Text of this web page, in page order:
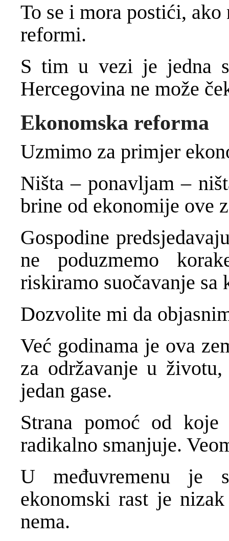
To se i mora postići, ako
reformi.
S tim u vezi je jedna
Hercegovina ne može
Ekonomska reforma
Uzmimo za primjer
Ništa – ponavljam –
brine od ekonomije ove
Gospodine
ne poduzmemo
riskiramo suočavanje
Dozvolite mi da
Već godinama je ova
za održavanje u
jedan gase.
Strana pomoć od
radikalno smanjuje.
U međuvremenu je
ekonomski rast je
nema.